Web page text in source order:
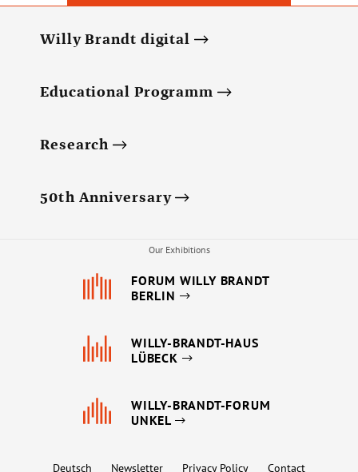
Willy Brandt digital
Educational Programm
Research
50th Anniversary
Our Exhibitions
FORUM WILLY BRANDT
BERLIN
WILLY-BRANDT-HAUS
LÜBECK
WILLY-BRANDT-FORUM
UNKEL
Deutsch Newsletter Privacy Policy Contact